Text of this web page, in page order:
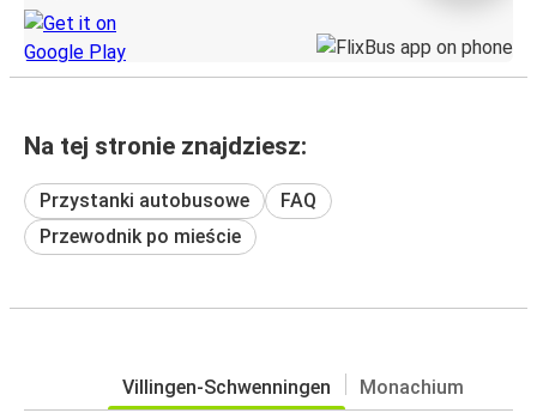
Na tej stronie znajdziesz:
Przystanki autobusowe
FAQ
Przewodnik po mieście
Villingen-Schwenningen Monachium